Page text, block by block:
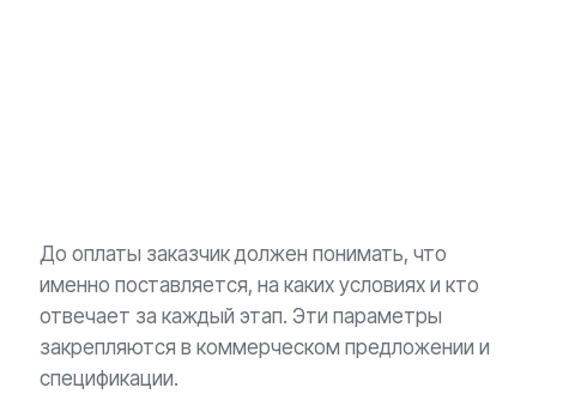
До оплаты заказчик должен понимать, что
именно поставляется, на каких условиях и кто
отвечает за каждый этап. Эти параметры
закрепляются в коммерческом предложении и
спецификации.